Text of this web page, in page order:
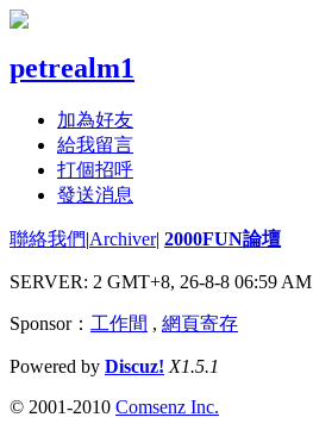
petrealm1
加為好友
給我留言
打個招呼
發送消息
聯絡我們|Archiver| 2000FUN論壇
SERVER: 2 GMT+8, 26-8-8 06:59 AM
Sponsor： 工作間 , 網頁寄存
Powered by Discuz! X1.5.1
© 2001-2010 Comsenz Inc.